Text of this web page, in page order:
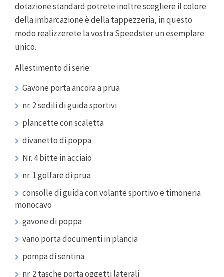
dotazione standard potrete inoltre scegliere il colore
della imbarcazione è della tappezzeria, in questo
modo realizzerete la vostra Speedster un esemplare
unico.
Allestimento di serie:
Gavone porta ancora a prua
nr. 2 sedili di guida sportivi
plancette con scaletta
divanetto di poppa
Nr. 4 bitte in acciaio
nr. 1 golfare di prua
consolle di guida con volante sportivo e timoneria
monocavo
gavone di poppa
vano porta documenti in plancia
pompa di sentina
nr. 2 tasche porta oggetti laterali